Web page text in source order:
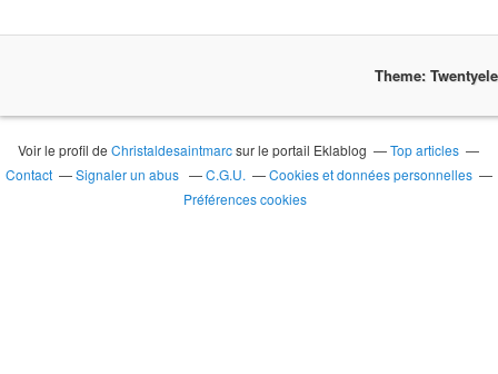
Theme:
Voir le profil deChristaldesaintmarcsur le portail Eklablog
Top articles
Contact
Signaler un abus C.G.U.
Cookies et données personnelles
Préférences cookies